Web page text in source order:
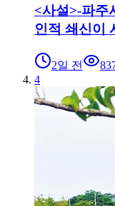
<사설>-파주
인적 쇄신이
2일 전
4